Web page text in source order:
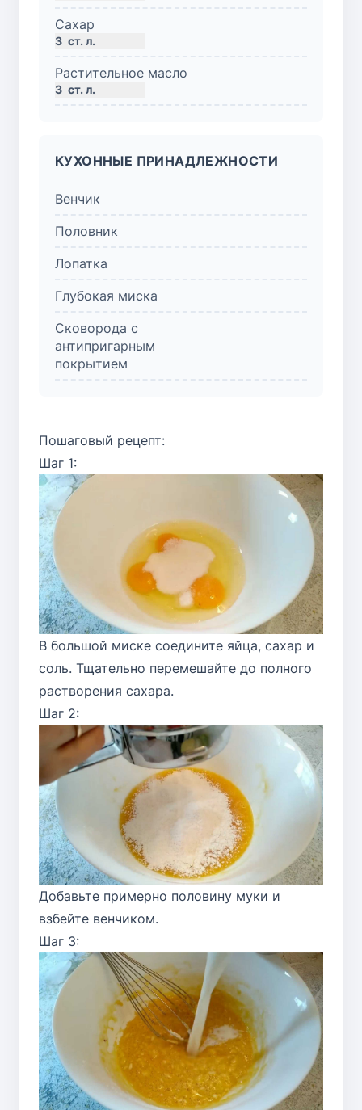
Сахар
3 ст. л.
Растительное масло
3 ст. л.
КУХОННЫЕ ПРИНАДЛЕЖНОСТИ
Венчик
Половник
Лопатка
Глубокая миска
Сковорода с
антипригарным
покрытием
Пошаговый рецепт:
Шаг 1:
В большой миске соедините яйца, сахар и
соль. Тщательно перемешайте до полного
растворения сахара.
Шаг 2:
Добавьте примерно половину муки и
взбейте венчиком.
Шаг 3: